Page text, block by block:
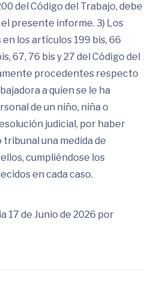
del Código del Trabajo, debe
presente informe. 3) Los
los artículos 199 bis, 66
67, 76 bis y 27 del Código del
procedentes respecto
a quien se le ha
de un niño, niña o
judicial, por haber
una medida de
cumpliéndose los
en cada caso.
17 de Junio de 2026 por